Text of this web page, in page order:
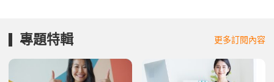
專題特輯 更多訂閱內容